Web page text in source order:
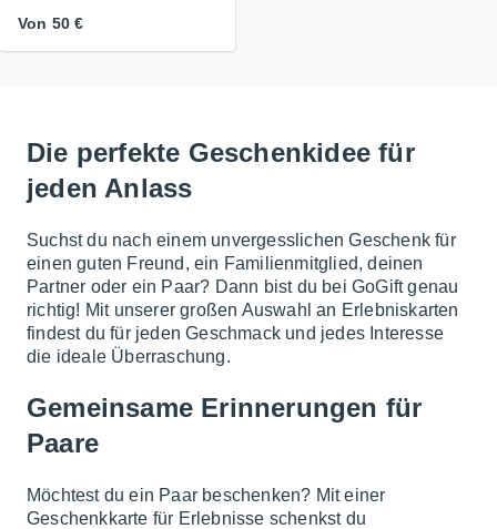
Von 50 €
Die perfekte Geschenkidee für
jeden Anlass
Suchst du nach einem unvergesslichen Geschenk für
einen guten Freund, ein Familienmitglied, deinen
Partner oder ein Paar? Dann bist du bei GoGift genau
richtig! Mit unserer großen Auswahl an Erlebniskarten
findest du für jeden Geschmack und jedes Interesse
die ideale Überraschung.
Gemeinsame Erinnerungen für
Paare
Möchtest du ein Paar beschenken? Mit einer
Geschenkkarte für Erlebnisse schenkst du